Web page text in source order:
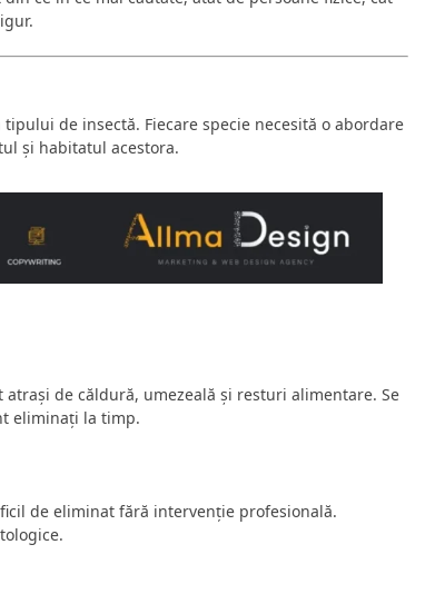
de insectă. Fiecare specie necesită o abordare
și habitatul acestora.
de căldură, umezeală și resturi alimentare. Se
eliminați la timp.
de eliminat fără intervenție profesională.